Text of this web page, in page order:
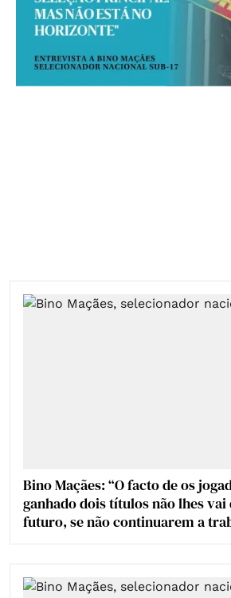
Bino Maçães: “O facto de os
ganhado dois títulos não lhes vai
futuro, se não continuarem a